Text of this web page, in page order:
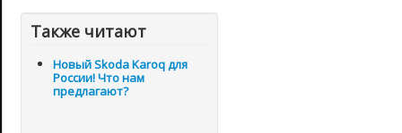
Также читают
Новый Skoda Karoq для
России! Что нам
предлагают?